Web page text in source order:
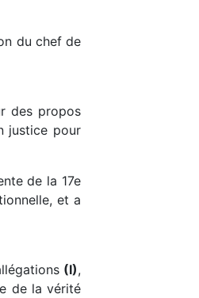
du chef de
des propos
justice pour
de la 17e
et a
(I),
de la vérité